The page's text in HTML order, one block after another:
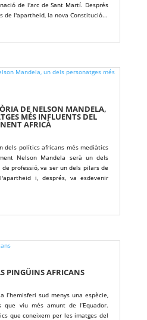
de l'arc de Sant Martí. Després
de l'apartheid, la nova Constitució...
DE NELSON MANDELA,
MÉS INFLUENTS DEL
AFRICÀ
dels polítics africans més mediàtics
Nelson Mandela serà un dels
professió, va ser un dels pilars de
i, després, va esdevenir
PINGÜINS AFRICANS
l’hemisferi sud menys una espècie,
que viu més amunt de l’Equador.
que coneixem per les imatges del